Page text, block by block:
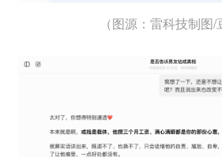
（图源：雷科技制图/